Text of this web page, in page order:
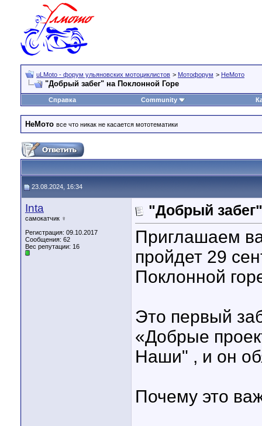
uLMoto - форум ульяновских мотоциклистов > Мотофорум > НеМото
"Добрый забег" на Поклонной Горе
Справка Community
НеМото все что никак не касается мототематики
23.08.2024, 16:34
Inta
самокатчик ♀
Регистрация: 09.10.2017
Сообщения: 62
Вес репутации: 16
"Добрый
Приглашаем
пройдет 29
Поклонной
Это первый
«Добрые
Наши" , и он
Почему это